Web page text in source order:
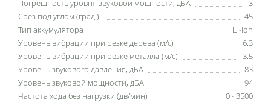
Погрешность уровня звуковой мощности, дБА
3
Срез под углом (град.)
45
Тип аккумулятора
Li-ion
Уровень вибрации при резке дерева (м/с)
6.3
Уровень вибрации при резке металла (м/с)
3.5
Уровень звукового давления, дБА
83
Уровень звуковой мощности, дБА
94
Частота хода без нагрузки (дв/мин)
0 - 3500